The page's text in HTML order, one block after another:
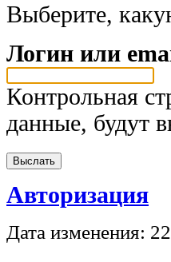
Выберите,
Логин или
Контрольная
данные, будут
Авторизация
Дата изменения: